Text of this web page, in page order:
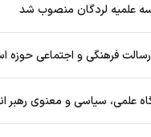
علمیه لردگان منصوب شد
فرهنگی و اجتماعی حوزه
علمی، سیاسی و معنوی رهبر